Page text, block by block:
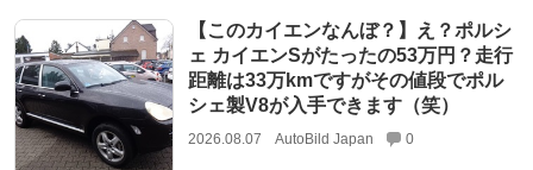
【このカイエンなんぼ？】え？ポルシ
ェ カイエンSがたったの53万円？走行
距離は33万kmですがその値段でポル
シェ製V8が入手できます（笑）
2026.08.07 AutoBild Japan 0